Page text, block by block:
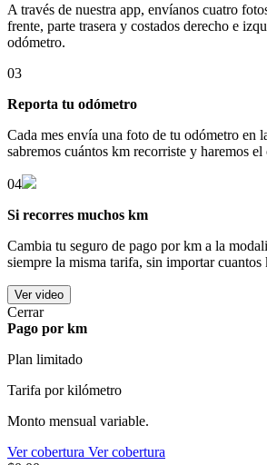
A través de nuestra app, envíanos cuatro
frente, parte trasera y costados derecho e
odómetro.
03
Reporta tu odómetro
Cada mes envía una foto de tu odómetro en
sabremos cuántos km recorriste y haremos
04
Si recorres muchos km
Cambia tu seguro de pago por km a la
siempre la misma tarifa, sin importar cuantos
Ver video
Cerrar
Pago por km
Plan limitado
Tarifa por kilómetro
Monto mensual variable.
Ver cobertura Ver cobertura